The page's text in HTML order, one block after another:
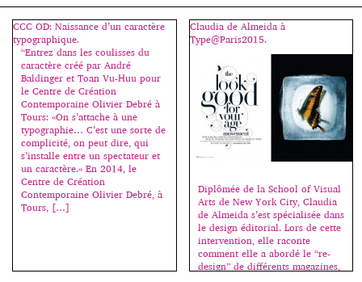
CCC OD: Naissance d’un caractère
typographique.
“Entrez dans les coulisses du
caractère créé par André
Baldinger et Toan Vu-Huu pour
le Centre de Création
Contemporaine Olivier Debré à
Tours: «On s’attache à une
typographie… C’est une sorte de
complicité, on peut dire, qui
s’installe entre un spectateur et
un caractère.» En 2014, le
Centre de Création
Contemporaine Olivier Debré, à
Tours, […]
Claudia de Almeida à
Type@Paris2015.
Diplômée de la School of Visual
Arts de New York City, Claudia
de Almeida s’est spécialisée dans
le design éditorial. Lors de cette
intervention, elle raconte
comment elle a abordé le “re-
design” de différents magazines,